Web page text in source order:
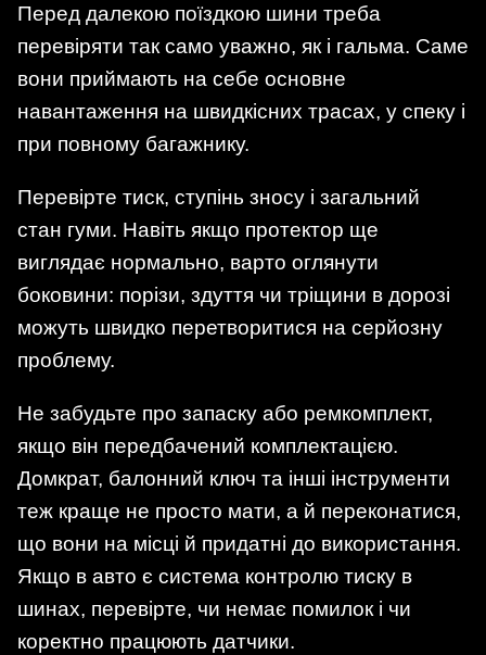
Перед далекою поїздкою шини треба
перевіряти так само уважно, як і гальма. Саме
вони приймають на себе основне
навантаження на швидкісних трасах, у спеку і
при повному багажнику.
Перевірте тиск, ступінь зносу і загальний
стан гуми. Навіть якщо протектор ще
виглядає нормально, варто оглянути
боковини: порізи, здуття чи тріщини в дорозі
можуть швидко перетворитися на серйозну
проблему.
Не забудьте про запаску або ремкомплект,
якщо він передбачений комплектацією.
Домкрат, балонний ключ та інші інструменти
теж краще не просто мати, а й переконатися,
що вони на місці й придатні до використання.
Якщо в авто є система контролю тиску в
шинах, перевірте, чи немає помилок і чи
коректно працюють датчики.